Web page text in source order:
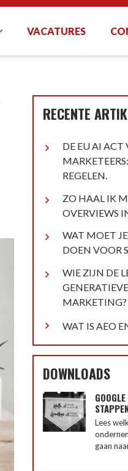
VACATURES
RECENTE
DE EU AI ACT
REGELEN.
ZO HAAL IK
OVERVIEWS
WAT MOET
DOEN VOOR
WIE ZIJN DE
MARKETING?
WAT IS AEO
DOWNLOADS
Lees
gaan